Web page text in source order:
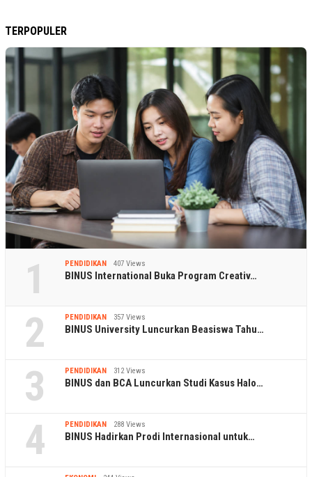
TERPOPULER
1 PENDIDIKAN 407 Views
BINUS International Buka Program Creativ…
2 PENDIDIKAN 357 Views
BINUS University Luncurkan Beasiswa Tahu…
3 PENDIDIKAN 312 Views
BINUS dan BCA Luncurkan Studi Kasus Halo…
4 PENDIDIKAN 288 Views
BINUS Hadirkan Prodi Internasional untuk…